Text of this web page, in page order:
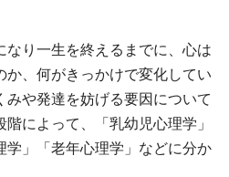
なり一生を終えるまでに、心は
か、何がきっかけで変化してい
みや発達を妨げる要因について
によって、「乳幼児心理学」
学」「老年心理学」などに分か